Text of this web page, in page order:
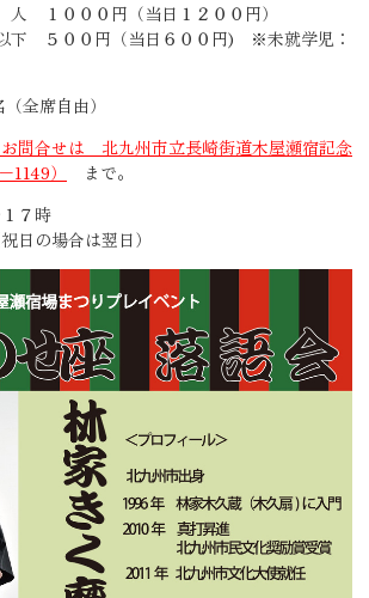
０００円（当日１２００円）
０円（当日６００円) ※未就学児：
席自由）
問合せは 北九州市立長崎街道木屋瀬宿記念
）
まで。
７時
日の場合は翌日）